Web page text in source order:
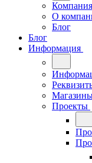
Компания
О
Блог
Блог
Информация
Проекты